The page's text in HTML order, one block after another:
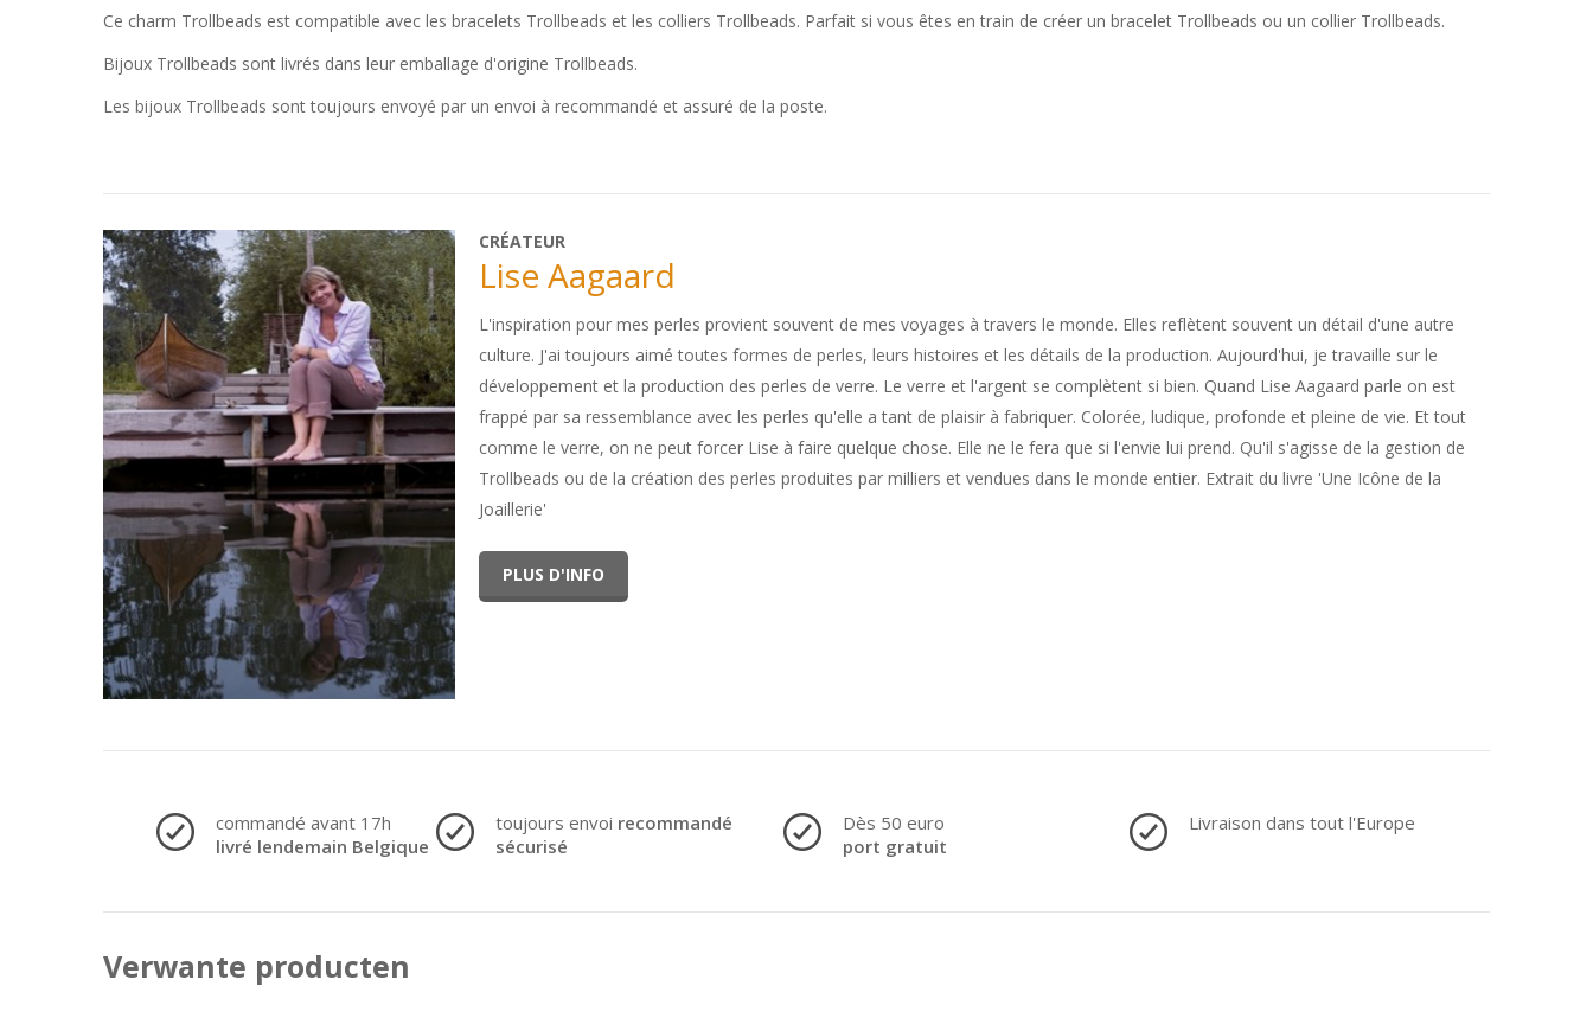
Ce charm Trollbeads est compatible avec les bracelets Trollbeads et les colliers Trollbeads. Parfait si vous êtes en train de créer un bracelet Trollbeads ou un collier Trollbeads.
Bijoux Trollbeads sont livrés dans leur emballage d'origine Trollbeads.
Les bijoux Trollbeads sont toujours envoyé par un envoi à recommandé et assuré de la poste.
CRÉATEUR
Lise Aagaard
L'inspiration pour mes perles provient souvent de mes voyages à travers le monde. Elles reflètent souvent un détail d'une autre
culture. J'ai toujours aimé toutes formes de perles, leurs histoires et les détails de la production. Aujourd'hui, je travaille sur le
développement et la production des perles de verre. Le verre et l'argent se complètent si bien. Quand Lise Aagaard parle on est
frappé par sa ressemblance avec les perles qu'elle a tant de plaisir à fabriquer. Colorée, ludique, profonde et pleine de vie. Et tout
comme le verre, on ne peut forcer Lise à faire quelque chose. Elle ne le fera que si l'envie lui prend. Qu'il s'agisse de la gestion de
Trollbeads ou de la création des perles produites par milliers et vendues dans le monde entier. Extrait du livre 'Une Icône de la
Joaillerie'
PLUS D'INFO
commandé avant 17h
livré lendemain Belgique
toujours envoi recommandé
sécurisé
Dès 50 euro
port gratuit
Livraison dans tout l'Europe
Verwante producten